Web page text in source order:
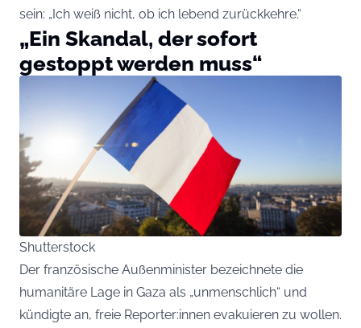
sein: „Ich weiß nicht, ob ich lebend zurückkehre.“
„Ein Skandal, der sofort
gestoppt werden muss“
Shutterstock
Der französische Außenminister bezeichnete die
humanitäre Lage in Gaza als „unmenschlich“ und
kündigte an, freie Reporter:innen evakuieren zu wollen.